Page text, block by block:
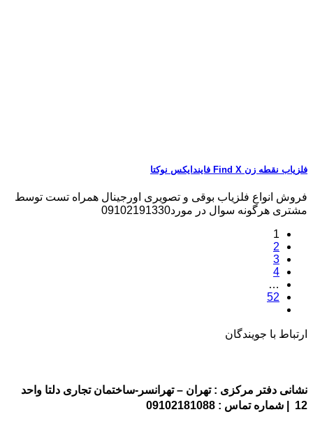
فلزیاب نقطه زن Find X فایندایکس نوکتا
فروش انواع فلزیاب بوقی و تصویری اورجینال همراه تست توسط
مشتری هرگونه سوال در مورد09102191330
1
2
3
4
…
52
ارتباط با جویندگان
نشانی دفتر مرکزی : تهران – تهرانسر-ساختمان تجاری دلتا واحد
12 | شماره تماس : 09102181088